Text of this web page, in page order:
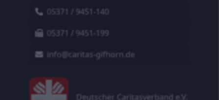
05371 / 9451-140
05371 / 9451-199
info@caritas-gifhorn.de
Deutscher Caritasverband e.V.